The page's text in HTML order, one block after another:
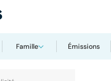
Famille Émissions